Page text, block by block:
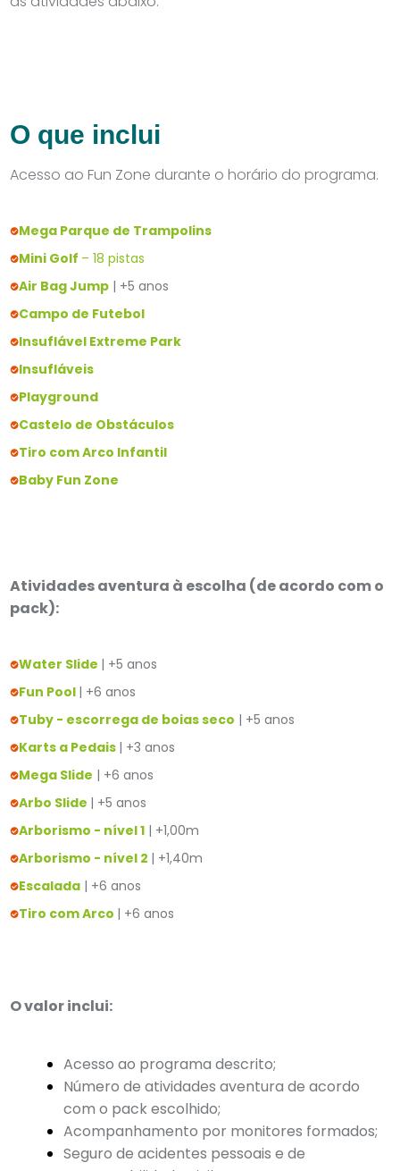
O que inclui
Acesso ao Fun Zone durante o horário do programa.
Mega Parque de Trampolins
Mini Golf – 18 pistas
Air Bag Jump | +5 anos
Campo de Futebol
Insuflável Extreme Park
Insufláveis
Playground
Castelo de Obstáculos
Tiro com Arco Infantil
Baby Fun Zone
Atividades aventura à escolha (de acordo com o
pack):
Water Slide | +5 anos
Fun Pool | +6 anos
Tuby - escorrega de boias seco | +5 anos
Karts a Pedais | +3 anos
Mega Slide | +6 anos
Arbo Slide | +5 anos
Arborismo - nível 1 | +1,00m
Arborismo - nível 2 | +1,40m
Escalada | +6 anos
Tiro com Arco | +6 anos
O valor inclui:
Acesso ao programa descrito;
Número de atividades aventura de acordo
com o pack escolhido;
Acompanhamento por monitores formados;
Seguro de acidentes pessoais e de